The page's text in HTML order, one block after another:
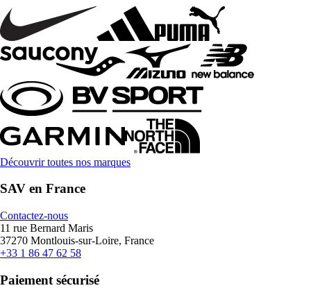
Découvrir toutes nos marques
SAV en France
Contactez-nous
11 rue Bernard Maris
37270 Montlouis-sur-Loire, France
+33 1 86 47 62 58
Paiement sécurisé